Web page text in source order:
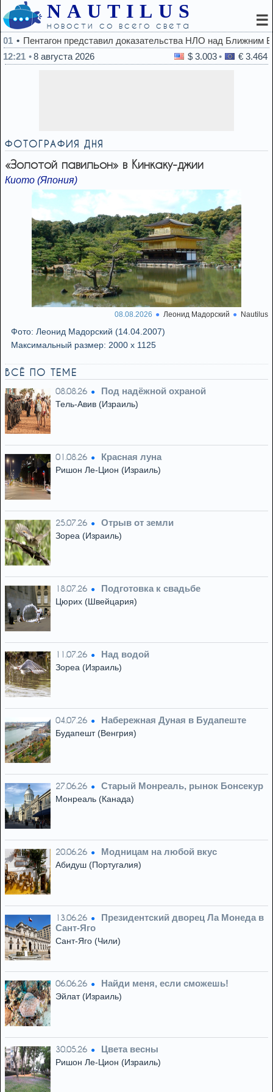
NAUTILUS
новости со всего света ☰
НЛО над Ближним Востоком (ВИДЕО)
12:21
8 августа 2026 $ 3.003 € 3.464
ФОТОГРАФИЯ ДНЯ
«Золотой павильон» в Кинкаку-джии
Киото (Япония)
08.08.2026 Леонид Мадорский Nautilus
Фото: Леонид Мадорский (14.04.2007)
Максимальный размер: 2000 x 1125
ВСЁ ПО ТЕМЕ
08.08.26 Под надёжной охраной
Тель-Авив (Израиль)
01.08.26 Красная луна
Ришон Ле-Цион (Израиль)
25.07.26 Отрыв от земли
Зореа (Израиль)
18.07.26 Подготовка к свадьбе
Цюрих (Швейцария)
11.07.26 Над водой
Зореа (Израиль)
04.07.26 Набережная Дуная в Будапеште
Будапешт (Венгрия)
27.06.26 Старый Монреаль, рынок Бонсекур
Монреаль (Канада)
20.06.26 Модницам на любой вкус
Абидуш (Португалия)
13.06.26
Президентский дворец Ла Монеда в
Сант-Яго
Сант-Яго (Чили)
06.06.26 Найди меня, если сможешь!
Эйлат (Израиль)
30.05.26 Цвета весны
Ришон Ле-Цион (Израиль)